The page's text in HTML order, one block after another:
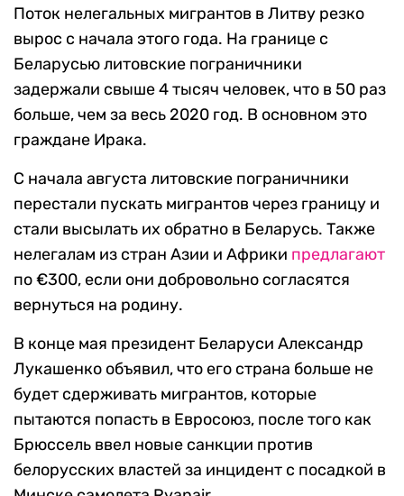
Поток нелегальных мигрантов в Литву резко
вырос с начала этого года. На границе с
Беларусью литовские пограничники
задержали свыше 4 тысяч человек, что в 50 раз
больше, чем за весь 2020 год. В основном это
граждане Ирака.
С начала августа литовские пограничники
перестали пускать мигрантов через границу и
стали высылать их обратно в Беларусь. Также
нелегалам из стран Азии и Африки предлагают
по €300, если они добровольно согласятся
вернуться на родину.
В конце мая президент Беларуси Александр
Лукашенко объявил, что его страна больше не
будет сдерживать мигрантов, которые
пытаются попасть в Евросоюз, после того как
Брюссель ввел новые санкции против
белорусских властей за инцидент с посадкой в